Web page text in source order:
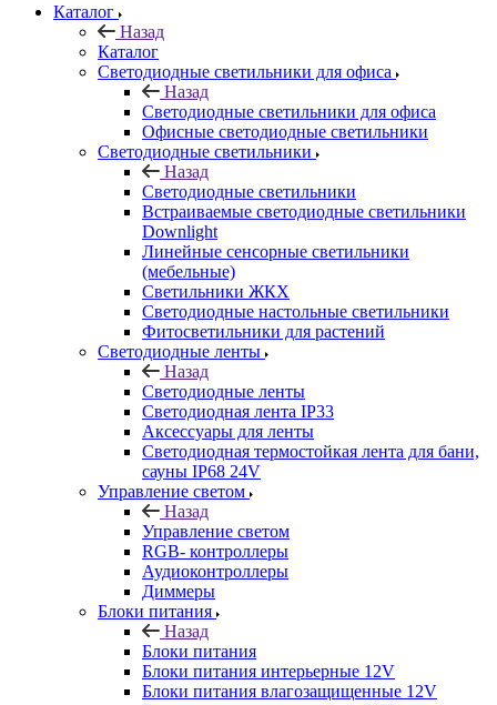
Каталог
Назад
Каталог
Светодиодные светильники для офиса
Назад
Светодиодные светильники для офиса
Офисные светодиодные светильники
Светодиодные светильники
Назад
Светодиодные светильники
Встраиваемые светодиодные светильники
Downlight
Линейные сенсорные светильники
(мебельные)
Светильники ЖКХ
Светодиодные настольные светильники
Фитосветильники для растений
Светодиодные ленты
Назад
Светодиодные ленты
Светодиодная лента IP33
Аксессуары для ленты
Светодиодная термостойкая лента для бани,
сауны IP68 24V
Управление светом
Назад
Управление светом
RGB- контроллеры
Аудиоконтроллеры
Диммеры
Блоки питания
Назад
Блоки питания
Блоки питания интерьерные 12V
Блоки питания влагозащищенные 12V